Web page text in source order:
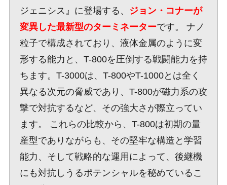
ジェニシス』に登場する、
ジョン・コナーが
変異した最新型のターミネーターです。 ナノ
粒子で構成されており、液体金属のように変
形する能力と、T-800を圧倒する戦闘能力を持
ちます。T-3000は、T-800やT-1000とは全く
異なる次元の脅威であり、T-800が磁力系の攻
撃で対抗するなど、その強大さが際立ってい
ます。 これらの比較から、T-800は初期の量
産型でありながらも、その堅牢な構造と学習
能力、そして戦略的な運用によって、後継機
にも対抗しうるポテンシャルを秘めているこ